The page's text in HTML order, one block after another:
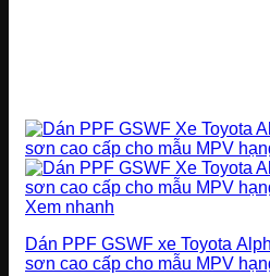
Xem nhanh
Dán PPF GSWF xe Toyota
sơn cao cấp cho mẫu MPV